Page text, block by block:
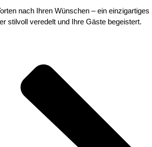
nach Ihren Wünschen – ein einzigartiges
stilvoll veredelt und Ihre Gäste begeistert.